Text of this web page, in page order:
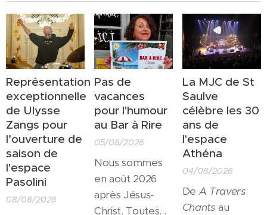
Représentation
exceptionnelle
de Ulysse
Zangs pour
l’ouverture de
saison de
l'espace
Pasolini
08/08/2026
Pas de
vacances
pour l'humour
au Bar à Rire
05/08/2026
Nous sommes
en août 2026
après Jésus-
Christ. Toutes
La MJC de St
Saulve
célèbre les 30
ans de
l'espace
Athéna
04/08/2026
De A Travers
Chantsau